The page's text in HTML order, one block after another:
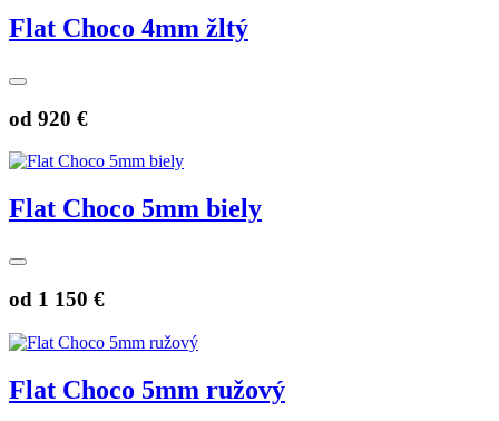
Flat Choco 4mm žltý
od 920 €
Flat Choco 5mm biely
od 1 150 €
Flat Choco 5mm ružový